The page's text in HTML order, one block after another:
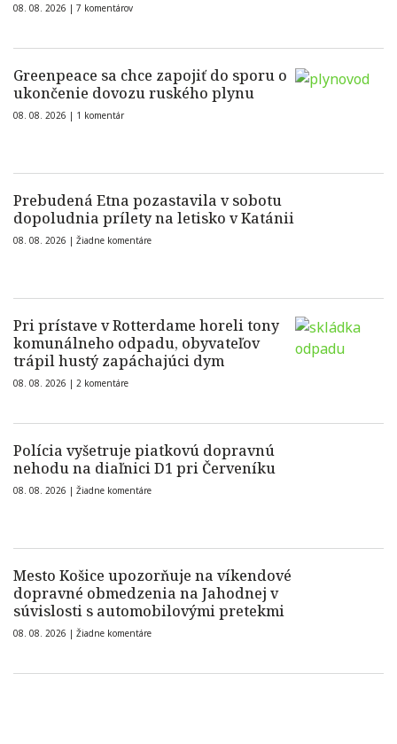
08. 08. 2026 | 7 komentárov
Greenpeace sa chce zapojiť do sporu o
ukončenie dovozu ruského plynu
08. 08. 2026 | 1 komentár
Prebudená Etna pozastavila v sobotu
dopoludnia prílety na letisko v Katánii
08. 08. 2026 | Žiadne komentáre
Pri prístave v Rotterdame horeli tony
komunálneho odpadu, obyvateľov
trápil hustý zapáchajúci dym
08. 08. 2026 | 2 komentáre
Polícia vyšetruje piatkovú dopravnú
nehodu na diaľnici D1 pri Červeníku
08. 08. 2026 | Žiadne komentáre
Mesto Košice upozorňuje na víkendové
dopravné obmedzenia na Jahodnej v
súvislosti s automobilovými pretekmi
08. 08. 2026 | Žiadne komentáre